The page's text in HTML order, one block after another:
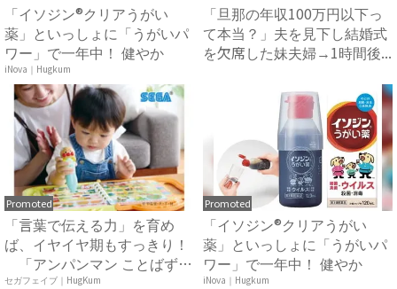
「イソジン®クリアうがい
薬」といっしょに「うがいパ
ワー」で一年中！ 健やか
iNova｜Hugkum
「旦那の年収100万円以下っ
て本当？」夫を見下し結婚式
を欠席した妹夫婦→1時間後...
Promoted
「言葉で伝える力」を育め
ば、イヤイヤ期もすっきり！
「アンパンマン ことばずか
ん...
セガフェイブ｜HugKum
Promoted
「イソジン®クリアうがい
薬」といっしょに「うがいパ
ワー」で一年中！ 健やか
iNova｜Hugkum